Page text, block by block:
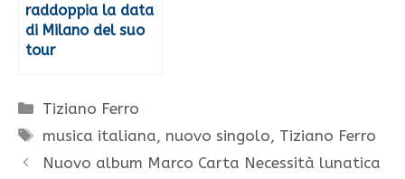
raddoppia la data
di Milano del suo
tour
Categorie
Tiziano Ferro
Tag
musica italiana, nuovo singolo, Tiziano Ferro
Nuovo album Marco Carta Necessità lunatica